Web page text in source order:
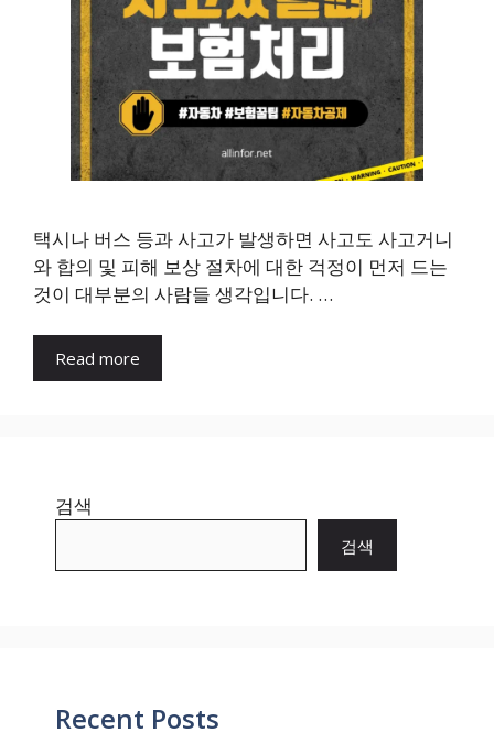
택시나 버스 등과 사고가 발생하면 사고도 사고거니
와 합의 및 피해 보상 절차에 대한 걱정이 먼저 드는
것이 대부분의 사람들 생각입니다. …
Read more
검색
검색
Recent Posts